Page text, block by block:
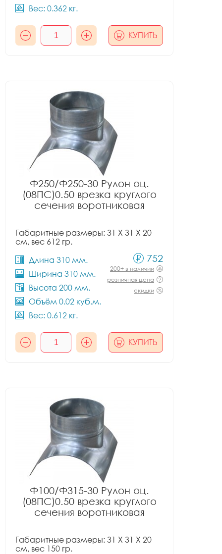
Вес: 0.362 кг.
КУПИТЬ
Ф250/Ф250-30 Рулон оц.
(08ПС)0.50 врезка круглого
сечения воротниковая
Габаритные размеры: 31 X 31 X 20
см, вес 612 гр.
Длина 310 мм.
Ширина 310 мм.
Высота 200 мм.
Объём 0.02 куб.м.
Вес: 0.612 кг.
752
200+ в наличии
розничная цена
скидки
КУПИТЬ
Ф100/Ф315-30 Рулон оц.
(08ПС)0.50 врезка круглого
сечения воротниковая
Габаритные размеры: 31 X 31 X 20
см, вес 150 гр.